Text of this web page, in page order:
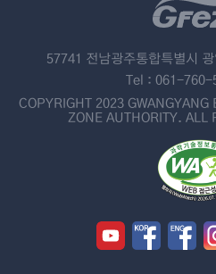
57741 전남광주통합특별시
Tel : 061-760-
COPYRIGHT 2023
ZONE AUTHORITY. ALL